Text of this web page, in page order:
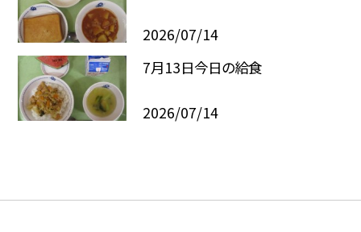
2026/07/14
7月13日今日の給食
2026/07/14